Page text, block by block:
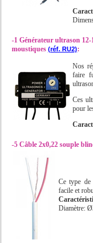
-1 Générateur ultrason
moustiques (réf. RU2):
Nos
faire
Ces
pour
-5 Câble 2x0,22 souple
Ce type de
facile et
Diamètre: